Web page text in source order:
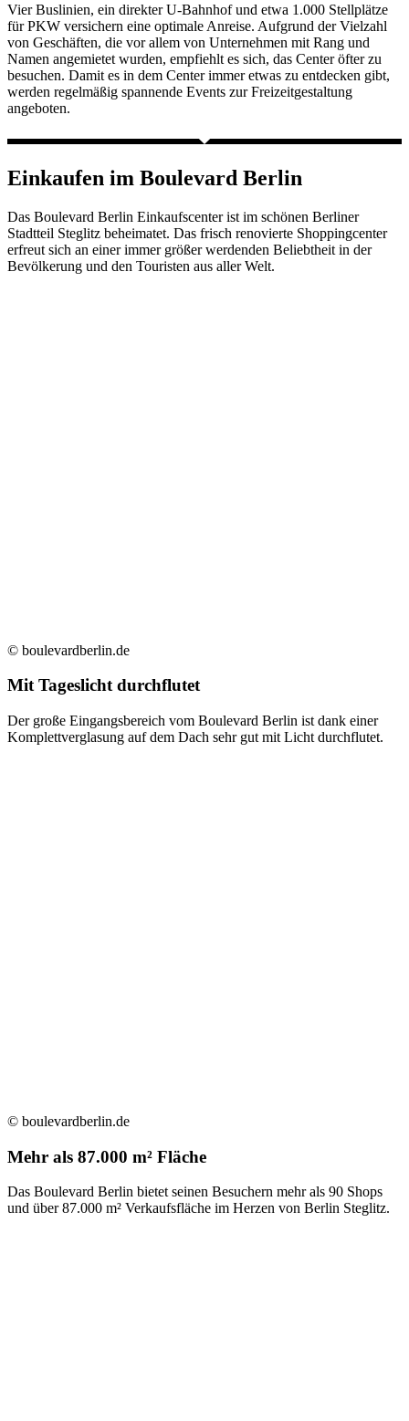
Vier Buslinien, ein direkter U-Bahnhof und etwa 1.000 Stellplätze
für PKW versichern eine optimale Anreise. Aufgrund der Vielzahl
von Geschäften, die vor allem von Unternehmen mit Rang und
Namen angemietet wurden, empfiehlt es sich, das Center öfter zu
besuchen. Damit es in dem Center immer etwas zu entdecken gibt,
werden regelmäßig spannende Events zur Freizeitgestaltung
angeboten.
Einkaufen im Boulevard Berlin
Das Boulevard Berlin Einkaufscenter ist im schönen Berliner
Stadtteil Steglitz beheimatet. Das frisch renovierte Shoppingcenter
erfreut sich an einer immer größer werdenden Beliebtheit in der
Bevölkerung und den Touristen aus aller Welt.
© boulevardberlin.de
Mit Tageslicht durchflutet
Der große Eingangsbereich vom Boulevard Berlin ist dank einer
Komplettverglasung auf dem Dach sehr gut mit Licht durchflutet.
© boulevardberlin.de
Mehr als 87.000 m² Fläche
Das Boulevard Berlin bietet seinen Besuchern mehr als 90 Shops
und über 87.000 m² Verkaufsfläche im Herzen von Berlin Steglitz.